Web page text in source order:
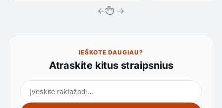
← →
IEŠKOTE DAUGIAU?
Atraskite kitus straipsnius